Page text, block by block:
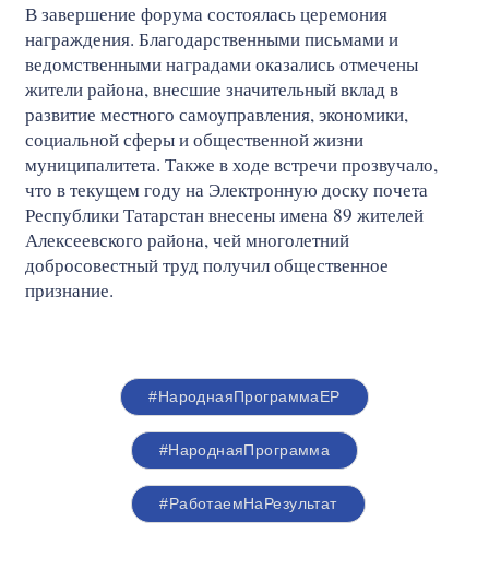
В завершение форума состоялась церемония
награждения. Благодарственными письмами и
ведомственными наградами оказались отмечены
жители района, внесшие значительный вклад в
развитие местного самоуправления, экономики,
социальной сферы и общественной жизни
муниципалитета. Также в ходе встречи прозвучало,
что в текущем году на Электронную доску почета
Республики Татарстан внесены имена 89 жителей
Алексеевского района, чей многолетний
добросовестный труд получил общественное
признание.
#НароднаяПрограммаЕР
#НароднаяПрограмма
#РаботаемНаРезультат